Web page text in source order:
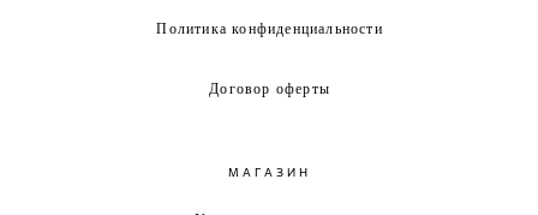
Политика конфиденциальности
Договор оферты
МАГАЗИН